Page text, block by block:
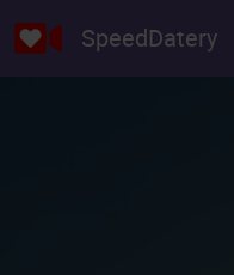
SpeedDatery